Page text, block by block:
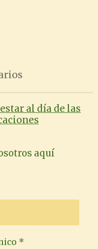
al día de las
aquí
*